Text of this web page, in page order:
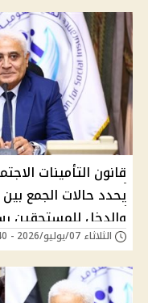
قانون التأمينات
يحدد حالات الجمع
والدخل للمستحقين
الثلاثاء 07/يوليو/2026 - 04:40 م